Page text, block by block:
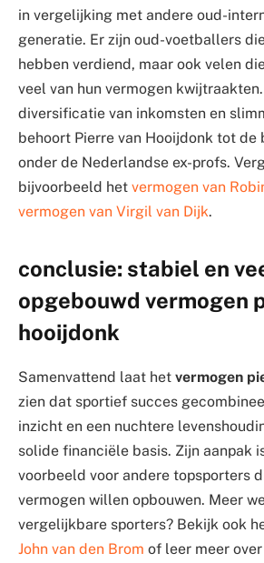
in vergelijking met andere oud-
generatie. Er zijn oud-voetballers
hebben verdiend, maar ook velen
veel van hun vermogen
diversificatie van inkomsten en
behoort Pierre van Hooijdonk tot de
onder de Nederlandse ex-profs.
bijvoorbeeld het vermogen van
vermogen van Virgil van Dijk.
conclusie: stabiel en
opgebouwd vermogen
hooijdonk
Samenvattend laat het vermogen
zien dat sportief succes
inzicht en een nuchtere
solide financiële basis. Zijn aanpak
voorbeeld voor andere topsporters
vermogen willen opbouwen. Meer
vergelijkbare sporters? Bekijk ook
John van den Brom of leer meer